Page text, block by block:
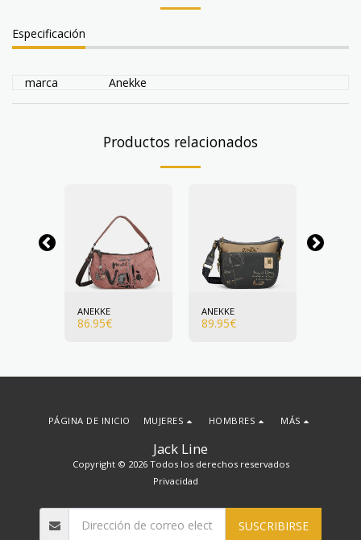
Especificación
marca Anekke
Productos relacionados
ANEKKE
86.95€
ANEKKE
89.95€
Jack Line
Copyright © 2026 Todos los derechos reservados
Privacidad
PÁGINA DE INICIO MUJERES HOMBRES MÁS
SUSCRIBIRSE